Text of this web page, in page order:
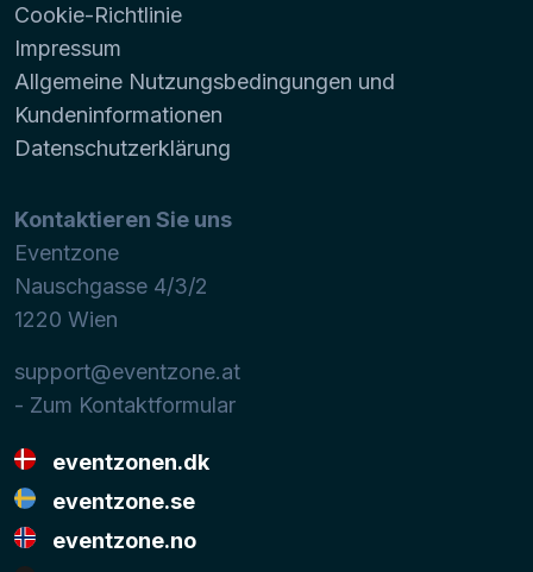
Cookie-Richtlinie
Impressum
Allgemeine Nutzungsbedingungen und
Kundeninformationen
Datenschutzerklärung
Kontaktieren Sie uns
Eventzone
Nauschgasse 4/3/2
1220 Wien
support@eventzone.at
- Zum Kontaktformular
eventzonen.dk
eventzone.se
eventzone.no